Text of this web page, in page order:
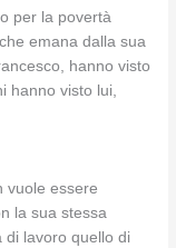
per la povertà
emana dalla sua
hanno visto
hanno visto lui,
vuole essere
la sua stessa
di lavoro quello di